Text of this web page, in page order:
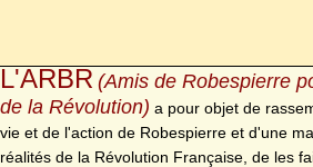
L'ARBR (Amis de Robespierre
de la Révolution) a pour objet de
vie et de l'action de Robespierre et d'une
réalités de la Révolution Française, de les